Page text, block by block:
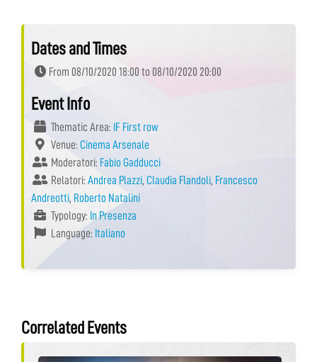
Dates and Times
From 08/10/2020 18:00 to 08/10/2020 20:00
Event Info
Thematic Area: IF First row
Venue: Cinema Arsenale
Moderatori: Fabio Gadducci
Relatori: Andrea Plazzi, Claudia Flandoli, Francesco
Andreotti, Roberto Natalini
Typology: In Presenza
Language: Italiano
Correlated Events